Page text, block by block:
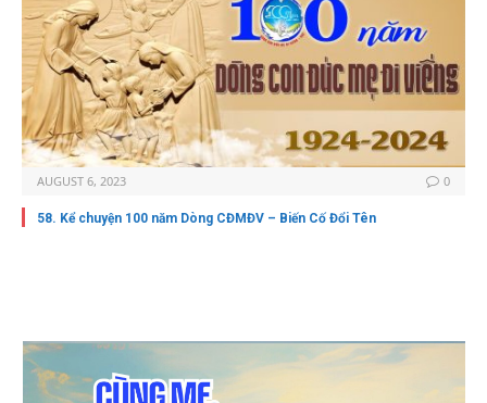
AUGUST 6, 2023 0
58. Kể chuyện 100 năm Dòng CĐMĐV – Biến Cố Đổi Tên